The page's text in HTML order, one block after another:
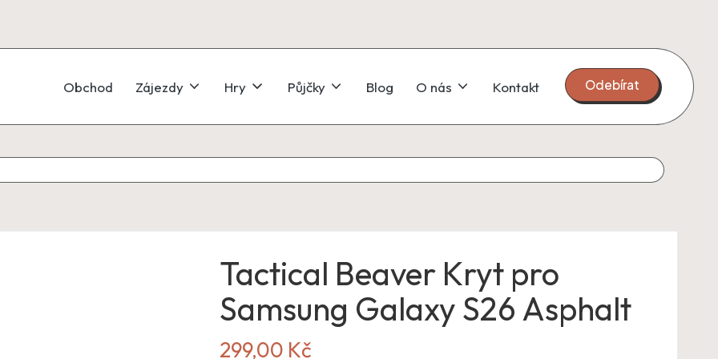
Obchod Zájezdy Hry Půjčky Blog O nás Kontakt Odebírat
Tactical Beaver Kryt pro
Samsung Galaxy S26 Asphalt
299,00 Kč